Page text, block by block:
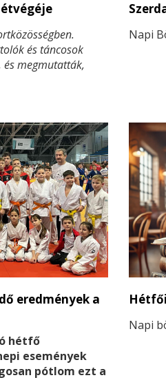
és táncosok
megmutatták,
méltán tartoznak
értek el a hétvége
Napi
eredmények a
hétfő
események
pótlom ezt a
Napi